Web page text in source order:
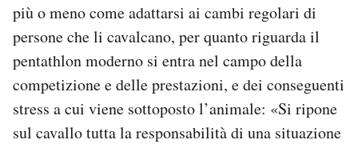
più o meno come adattarsi ai cambi regolari di
persone che li cavalcano, per quanto riguarda il
pentathlon moderno si entra nel campo della
competizione e delle prestazioni, e dei conseguenti
stress a cui viene sottoposto l’animale: «Si ripone
sul cavallo tutta la responsabilità di una situazione